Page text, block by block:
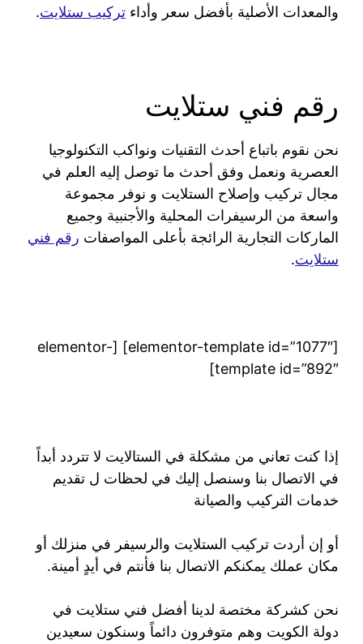
والمعدات الأصلية بأفضل سعر وأداء تركيب ستلايت.
رقم فني ستلايت
نحن نقوم باتباع أحدث التقنيات ونواكب التكنولوجيا
العصرية ونعمل وفق أحدث ما توصل إليه العلم في
مجال تركيب وإصلاح الستلايت و نوفر مجموعة
واسعة من الرسيفرات المحلية والأجنبية وجميع
الماركات التجارية الرائجة بأعلى المواصفات رقم فني
ستلايت.
[elementor-template id=”1077″] [elementor-
template id=”892″]
إذا كنت تعاني من مشكلة في الستالايت لا تتردد أبداً
في الاتصال بنا وسنصل إليك في لحظات ل تقديم
خدمات التركيب والصيانة
أو إن أردت تركيب الستلايت والرسيفر في منزلك أو
مكان عملك يمكنكم الاتصال بنا فأنتم في أيدٍ أمينة.
نحن كشركة مختصة لدينا أفضل فني ستلايت في
دولة الكويت وهم متوفرون دائماً وسنكون سعيدين